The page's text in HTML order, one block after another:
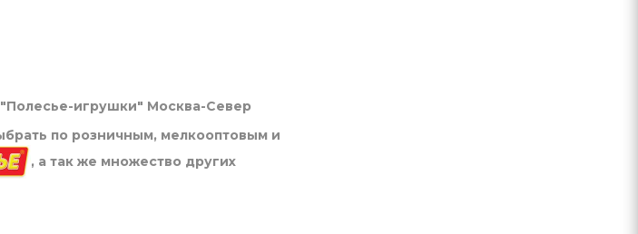
"Полесье-игрушки" Москва-Север
по розничным, мелкооптовым и
, а так же множество других